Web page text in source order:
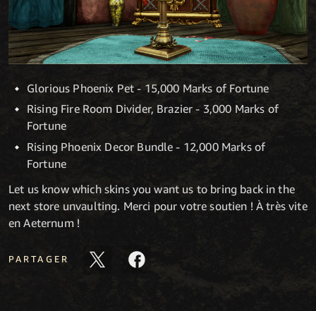
Glorious Phoenix Pet - 15,000 Marks of Fortune
Rising Fire Room Divider, Brazier - 3,000 Marks of
Fortune
Rising Phoenix Decor Bundle - 12,000 Marks of
Fortune
Let us know which skins you want us to bring back in the
next store unvaulting. Merci pour votre soutien ! À très vite
en Aeternum !
PARTAGER